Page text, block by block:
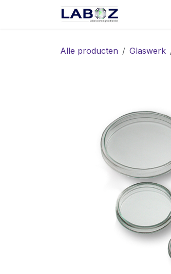
Alle producten Glaswerk